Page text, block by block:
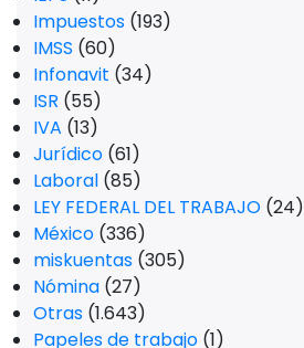
Impuestos (193)
IMSS (60)
Infonavit (34)
ISR (55)
IVA (13)
Jurídico (61)
Laboral (85)
LEY FEDERAL DEL TRABAJO (24)
México (336)
miskuentas (305)
Nómina (27)
Otras (1.643)
Papeles de trabajo (1)